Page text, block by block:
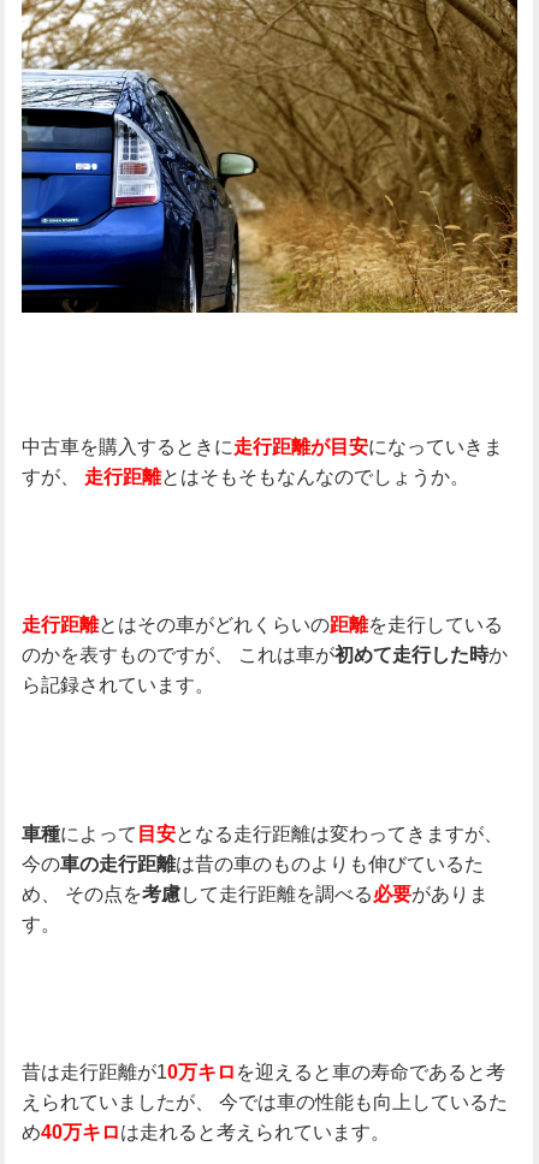
中古車を購入するときに走行距離が目安になっていきま
すが、
走行距離とはそもそもなんなのでしょうか。
走行距離とはその車がどれくらいの距離を走行している
のかを表すものですが、
これは車が初めて走行した時か
ら記録されています。
車種によって 目安となる走行距離は変わってきますが、
今の車の走行距離は昔の車のものよりも伸びているた
め、
その点を考慮して走行距離を調べる必要がありま
す。
昔は走行距離が10万キロ を迎えると車の寿命であると考
えられていましたが、
今では車の性能も向上しているた
め40万キロは走れると考えられています。